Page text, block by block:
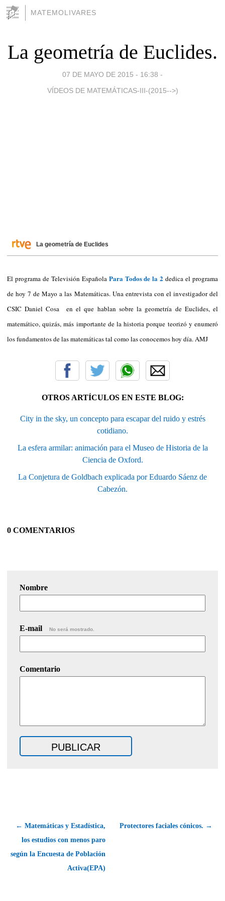
MATEMOLIVARES
La geometría de Euclides.
07 DE MAYO DE 2015 - 16:38 -
VÍDEOS DE MATEMÁTICAS-III-(2015-->)
La geometría de Euclides
El programa de Televisión Española Para Todos de la 2dedica el programa
de hoy 7 de Mayo a las Matemáticas. Una entrevista con el investigador del
CSIC Daniel Cosa en el que hablan sobre la geometría de Euclides, el
matemático, quizás, más importante de la historia porque teorizó y enumeró
los fundamentos de las matemáticas tal como las conocemos hoy día. AMJ
OTROS ARTÍCULOS EN ESTE BLOG:
City in the sky, un concepto para escapar del ruido y estrés
cotidiano.
La esfera armilar: animación para el Museo de Historia de la
Ciencia de Oxford.
La Conjetura de Goldbach explicada por Eduardo Sáenz de
Cabezón.
0 COMENTARIOS
Nombre
E-mail No será mostrado.
Comentario
← Matemáticas y Estadística,
los estudios con menos paro
según la Encuesta de Población
Activa(EPA)
Protectores faciales cónicos. →